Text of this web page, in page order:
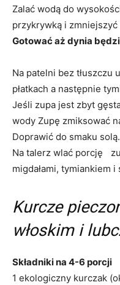
Zalać wodą do
przykrywką i zmniejszyć
Gotować aż dynia
Na patelni bez tłuszczu
płatkach a następnie
Jeśli zupa jest zbyt
wody Zupę zmiksować
Doprawić do smaku solą.
Na talerz wlać porcję
migdałami, tymiankiem
Kurcze
włoskim i
Składniki na 4-6 porcji
1 ekologiczny kurczak